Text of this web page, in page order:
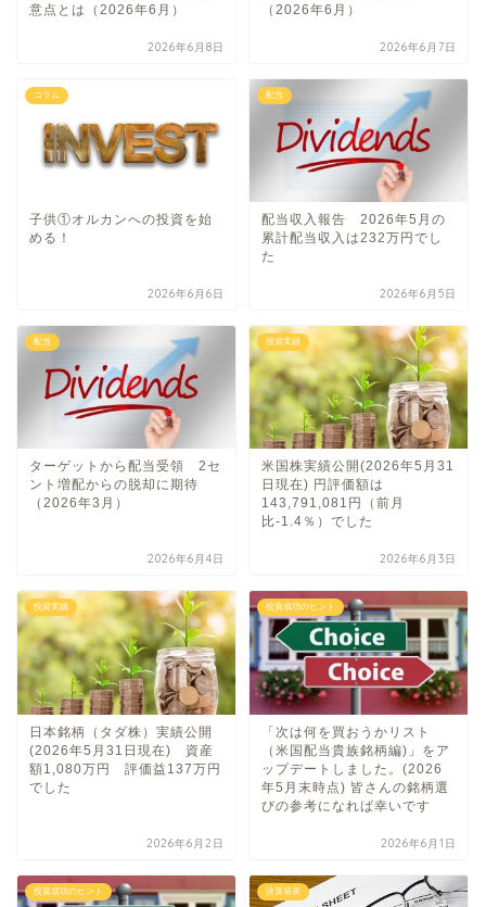
意点とは（2026年6月）
2026年6月8日
（2026年6月）
2026年6月7日
コラム
子供①オルカンへの投資を始
める！
2026年6月6日
配当
配当収入報告 2026年5月の
累計配当収入は232万円でし
た
2026年6月5日
配当
ターゲットから配当受領 2セ
ント増配からの脱却に期待
（2026年3月）
2026年6月4日
投資実績
米国株実績公開(2026年5月31
日現在) 円評価額は
143,791,081円（前月
比-1.4％）でした
2026年6月3日
投資実績
日本銘柄（タダ株）実績公開
(2026年5月31日現在) 資産
額1,080万円 評価益137万円
でした
2026年6月2日
投資成功のヒント
「次は何を買おうかリスト
（米国配当貴族銘柄編)」をア
ップデートしました。(2026
年5月末時点) 皆さんの銘柄選
びの参考になれば幸いです
2026年6月1日
投資成功のヒント 決算発表